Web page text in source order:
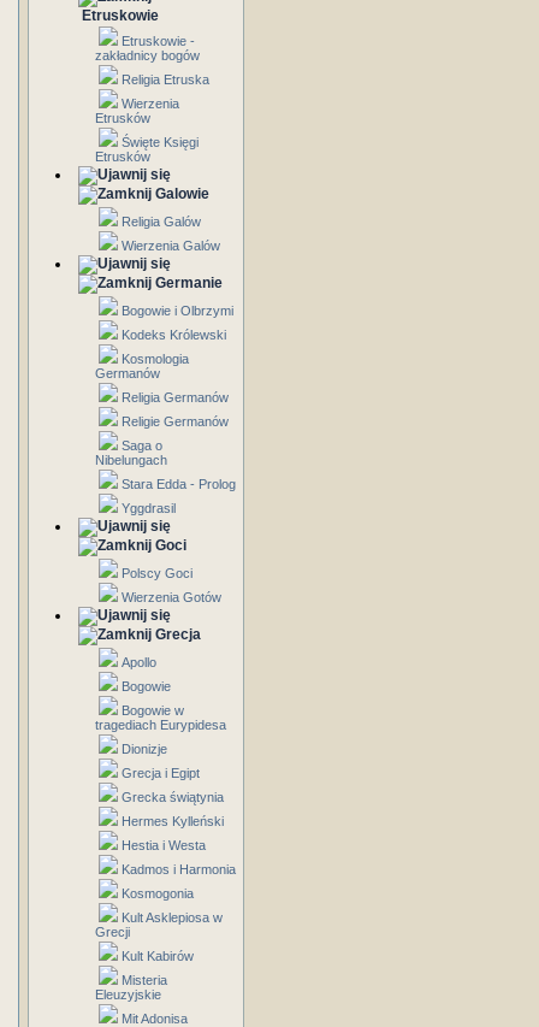
Etruskowie
Etruskowie -
zakładnicy bogów
Religia Etruska
Wierzenia
Etrusków
Święte Księgi
Etrusków
Galowie
Religia Galów
Wierzenia Galów
Germanie
Bogowie i Olbrzymi
Kodeks Królewski
Kosmologia
Germanów
Religia Germanów
Religie Germanów
Saga o
Nibelungach
Stara Edda - Prolog
Yggdrasil
Goci
Polscy Goci
Wierzenia Gotów
Grecja
Apollo
Bogowie
Bogowie w
tragediach Eurypidesa
Dionizje
Grecja i Egipt
Grecka świątynia
Hermes Kylleński
Hestia i Westa
Kadmos i Harmonia
Kosmogonia
Kult Asklepiosa w
Grecji
Kult Kabirów
Misteria
Eleuzyjskie
Mit Adonisa